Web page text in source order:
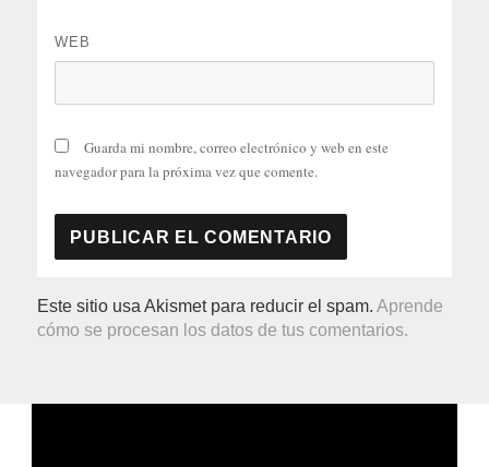
WEB
Guarda mi nombre, correo electrónico y web en este
navegador para la próxima vez que comente.
Este sitio usa Akismet para reducir el spam.Aprende
cómo se procesan los datos de tus comentarios.